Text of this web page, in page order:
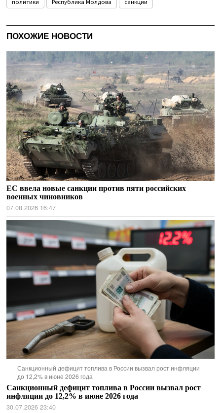
политики Республика Молдова санкции
ПОХОЖИЕ НОВОСТИ
ЕС ввела новые санкции против пяти российских
военных чиновников
07.08.2026 16:47
Санкционный дефицит топлива в России вызвал рост инфляции
до 12,2% в июне 2026 года
Санкционный дефицит топлива в России вызвал рост
инфляции до 12,2% в июне 2026 года
30.07.2026 23:40